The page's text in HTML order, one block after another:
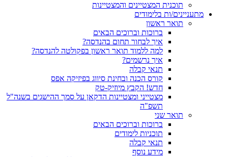
תוכנית המצטיינים והמצטיינות
מתעניינים/ות בלימודים
תואר ראשון
ברוכות וברוכים הבאים
איך לבחור תחום בהנדסה?
למה ללמוד תואר ראשון בפקולטה להנדסה?
איך נרשמים?
תנאי קבלה
קורס הכנה ובחינת סיווג בפיזיקה אפס
חדש! הקבץ מיוזיק-טק
מצטייני ומצטיינות הדקאן על סמך ההישגים בשנה"ל
תשפ"ה
תואר שני
ברוכות וברוכים הבאים
תוכניות לימודים
תנאי קבלה
מידע נוסף